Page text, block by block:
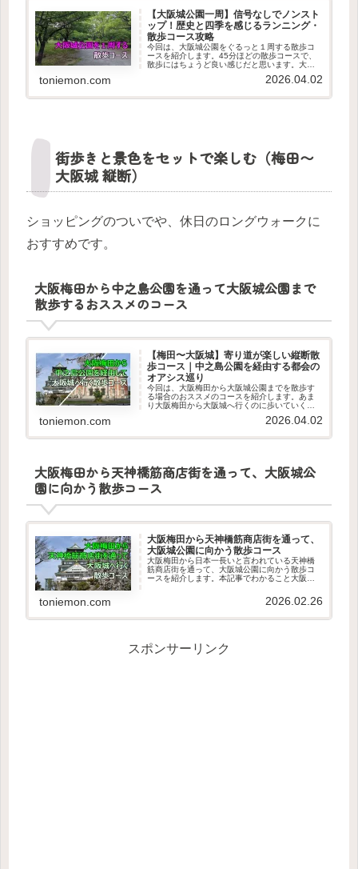
【大阪城公園一周】信号なしでノンスト
ップ！歴史と四季を感じるランニング・
散歩コース攻略
今回は、大阪城公園をぐるっと１周する散歩コ
ースを紹介します。45分ほどの散歩コースで、
散歩にはちょうど良い感じだと思います。大阪
目駅側の大阪城公園入口から、噴水広場、大阪
toniemon.com 2026.04.02
街歩きと景色をセットで楽しむ（梅田〜
大阪城 縦断）
ショッピングのついでや、休日のロングウォークに
おすすめです。
大阪梅田から中之島公園を通って大阪城公園まで
散歩するおススメのコース
【梅田〜大阪城】寄り道が楽しい縦断散
歩コース｜中之島公園を経由する都会の
オアシス巡り
今回は、大阪梅田から大阪城公園までを散歩す
る場合のおススメのコースを紹介します。あま
り大阪梅田から大阪城へ行くのに歩いていく人
ですよ。おススメの散歩コースのマップ大阪メ
toniemon.com 2026.04.02
大阪梅田から天神橋筋商店街を通って、大阪城公
園に向かう散歩コース
大阪梅田から天神橋筋商店街を通って、
大阪城公園に向かう散歩コース
大阪梅田から日本一長いと言われている天神橋
筋商店街を通って、大阪城公園に向かう散歩コ
ースを紹介します。本記事でわかること大阪梅
かうコース今回紹介する散歩コースでオススメ
のポイント梅田から天神橋筋商店...
toniemon.com 2026.02.26
スポンサーリンク